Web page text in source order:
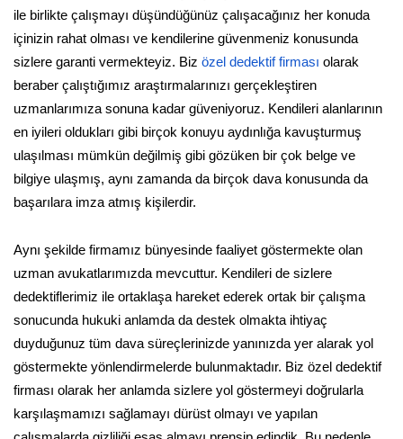
ile birlikte çalışmayı düşündüğünüz çalışacağınız her konuda
içinizin rahat olması ve kendilerine güvenmeniz konusunda
sizlere garanti vermekteyiz. Biz özel dedektif firması olarak
beraber çalıştığımız araştırmalarınızı gerçekleştiren
uzmanlarımıza sonuna kadar güveniyoruz. Kendileri alanlarının
en iyileri oldukları gibi birçok konuyu aydınlığa kavuşturmuş
ulaşılması mümkün değilmiş gibi gözüken bir çok belge ve
bilgiye ulaşmış, aynı zamanda da birçok dava konusunda da
başarılara imza atmış kişilerdir.
Aynı şekilde firmamız bünyesinde faaliyet göstermekte olan
uzman avukatlarımızda mevcuttur. Kendileri de sizlere
dedektiflerimiz ile ortaklaşa hareket ederek ortak bir çalışma
sonucunda hukuki anlamda da destek olmakta ihtiyaç
duyduğunuz tüm dava süreçlerinizde yanınızda yer alarak yol
göstermekte yönlendirmelerde bulunmaktadır. Biz özel dedektif
firması olarak her anlamda sizlere yol göstermeyi doğrularla
karşılaşmamızı sağlamayı dürüst olmayı ve yapılan